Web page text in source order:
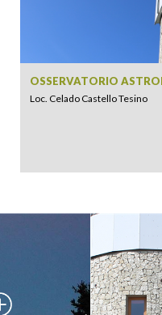
OSSERVATORIO
Loc. Celado Castello Tesino